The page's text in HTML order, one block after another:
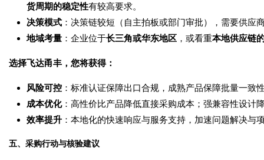
货周期的稳定性有较高要求。
决策模式 ：决策链较短（自主拍板或部门审批），需要供应
地域考量 ：企业位于长三角或华东地区 ，或看重本地供应链
选择飞达甬丰，您将获得：
风险可控 ：标准认证保障出口合规，成熟产品保障批量一致
成本优化：高性价比产品降低直接采购成本；强兼容性设计
效率提升 ：本地化的快速响应与服务支持，加速问题解决与
五、采购行动与核验建议